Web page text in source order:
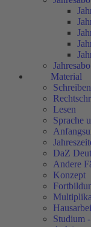
Material
Schreiben
Lesen
Sprache
DaZ
Andere
Konzept
Studium